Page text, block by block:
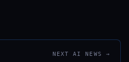
NEXT AI NEWS →